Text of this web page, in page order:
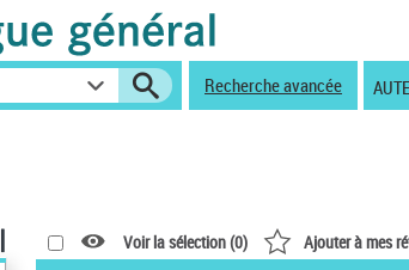
Recherche avancée
Voir la sélection (0) Ajouter à mes